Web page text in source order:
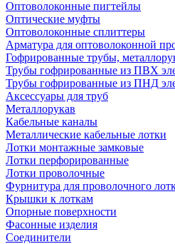
Оптоволоконные пигтейлы
Оптические муфты
Оптоволоконные сплиттеры
Арматура для оптоволоконной
Гофрированные трубы,
Трубы гофрированные из ПВХ
Трубы гофрированные из ПНД
Аксессуары для труб
Металлорукав
Кабельные каналы
Металлические кабельные лотки
Лотки монтажные замковые
Лотки перфорированные
Лотки проволочные
Фурнитура для проволочного
Крышки к лоткам
Опорные поверхности
Фасонные изделия
Соединители